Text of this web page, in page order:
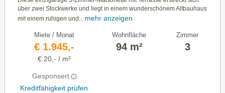
über zwei Stockwerke und liegt in einem wunderschönem Altbauhaus
mit einem ruhigen und... mehr anzeigen
Miete / Monat
€ 1.945,-
€ 20,- / m²
Gesponsert
Kreditfähigkeit prüfen
Wohnfläche
94 m²
Zimmer
3